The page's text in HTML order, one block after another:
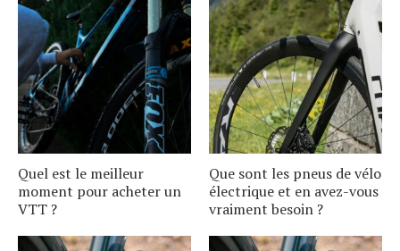
Quel est le meilleur
moment pour acheter un
VTT ?
Que sont les pneus de vélo
électrique et en avez-vous
vraiment besoin ?